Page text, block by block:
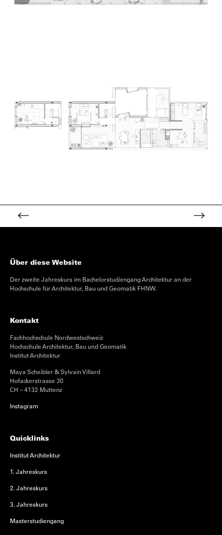
Über diese Website
Der zweite Jahreskurs im Bachelorstudiengang Architektur an der
Hochschule für Architektur, Bau und Geomatik FHNW.
Kontakt
Fachhochschule Nordwestschweiz
Hochschule Architektur, Bau und Geomatik
Institut Architektur
Maya Scheibler & Sylvain Villard
Hofackerstrasse 30
CH – 4132 Muttenz
Instagram
Quicklinks
Institut Architektur
1. Jahreskurs
2. Jahreskurs
3. Jahreskurs
Masterstudiengang